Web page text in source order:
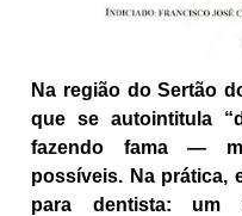
Na região do Sertão
que se autointitula
fazendo fama —
possíveis. Na prática,
para dentista: um